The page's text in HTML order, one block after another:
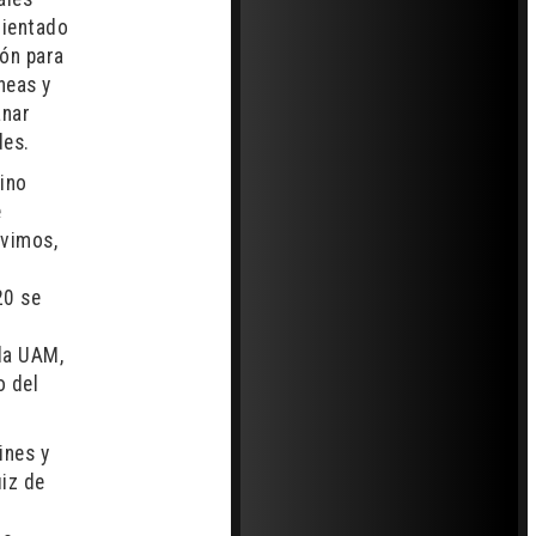
para
y
se
UAM,
del
y
de